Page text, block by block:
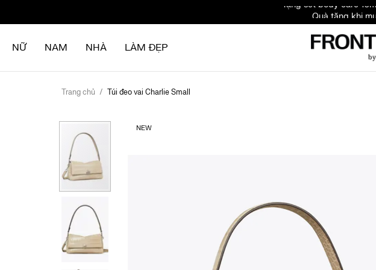
Quà tặng khi
Đăng ký & nhập mã
đến
dungNỮ NAM NHÀ LÀM ĐẸP
Trang chủ Túi đeo vai Charlie Small
Chuyển
phần
đầu
của
thư
viện
ảnh
NEW